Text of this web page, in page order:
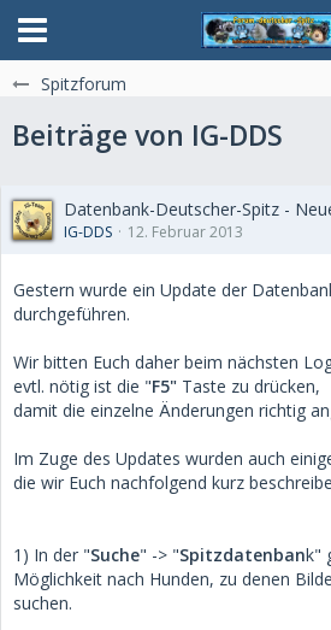
Spitzforum
Beiträge von IG-DDS
Datenbank-Deutscher-Spitz -
IG-DDS 12. Februar 2013
Gestern wurde ein Update der
durchgeführen.
Wir bitten Euch daher beim nächsten
evtl. nötig ist die "F5" Taste zu drücken,
damit die einzelne Änderungen richtig
Im Zuge des Updates wurden auch
die wir Euch nachfolgend kurz
1) In der "Suche" -> "Spitzdatenbank"
Möglichkeit nach Hunden, zu denen
suchen.